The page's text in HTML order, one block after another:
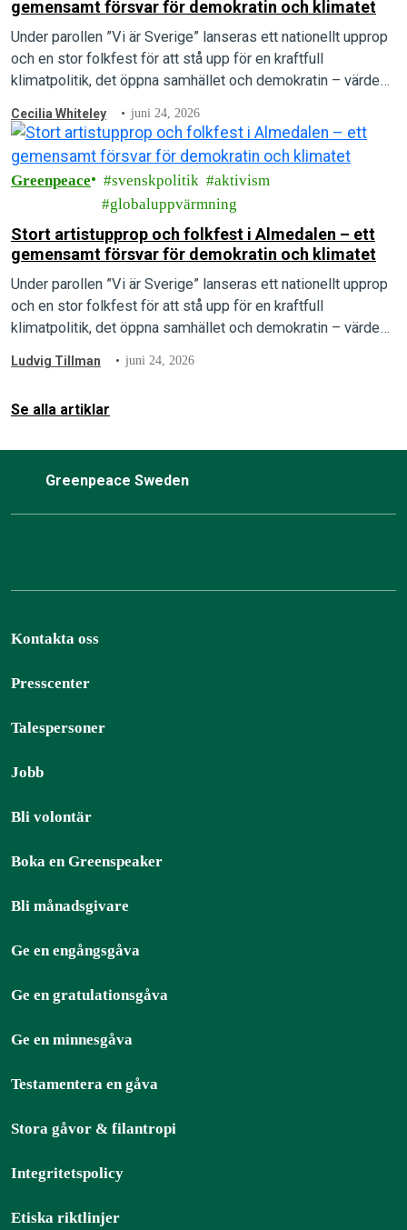
gemensamt försvar för demokratin och klimatet
Under parollen ”Vi är Sverige” lanseras ett nationellt upprop
och en stor folkfest för att stå upp för en kraftfull
klimatpolitik, det öppna samhället och demokratin – värden
Cecilia Whiteley juni 24, 2026
Greenpeace svenskpolitik
aktivism
globaluppvärmning
Stort artistupprop och folkfest i Almedalen – ett
gemensamt försvar för demokratin och klimatet
Under parollen ”Vi är Sverige” lanseras ett nationellt upprop
och en stor folkfest för att stå upp för en kraftfull
klimatpolitik, det öppna samhället och demokratin – värden
Ludvig Tillman juni 24, 2026
Se alla artiklar
Greenpeace Sweden
Kontakta oss
Presscenter
Talespersoner
Jobb
Bli volontär
Boka en Greenspeaker
Bli månadsgivare
Ge en engångsgåva
Ge en gratulationsgåva
Ge en minnesgåva
Testamentera en gåva
Stora gåvor & filantropi
Integritetspolicy
Etiska riktlinjer